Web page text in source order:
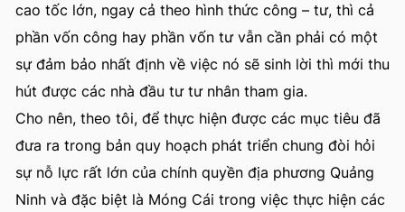
cao tốc lớn, ngay cả theo hình thức công – tư, thì cả
phần vốn công hay phần vốn tư vẫn cần phải có một
sự đảm bảo nhất định về việc nó sẽ sinh lời thì mới thu
hút được các nhà đầu tư tư nhân tham gia.
Cho nên, theo tôi, để thực hiện được các mục tiêu đã
đưa ra trong bản quy hoạch phát triển chung đòi hỏi
sự nỗ lực rất lớn của chính quyền địa phương Quảng
Ninh và đặc biệt là Móng Cái trong việc thực hiện các